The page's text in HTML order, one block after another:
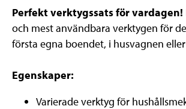
Perfekt verktygssats för vardagen!
och mest användbara verktygen för
första egna boendet, i husvagnen
Egenskaper:
Varierade verktyg för